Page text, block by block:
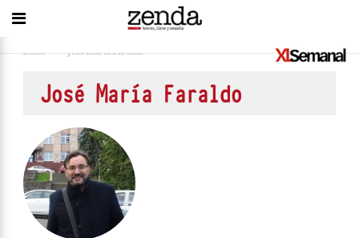
Inicio > José María Faraldo
José María Faraldo